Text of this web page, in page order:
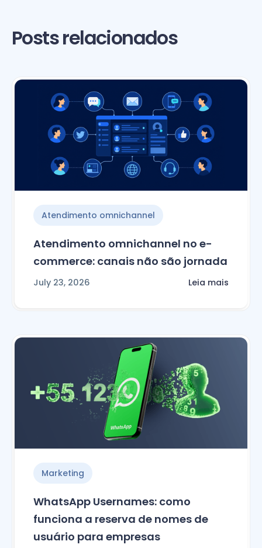
Posts relacionados
Atendimento omnichannel
Atendimento omnichannel no e-
commerce: canais não são jornada
July 23, 2026 Leia mais
Marketing
WhatsApp Usernames: como
funciona a reserva de nomes de
usuário para empresas